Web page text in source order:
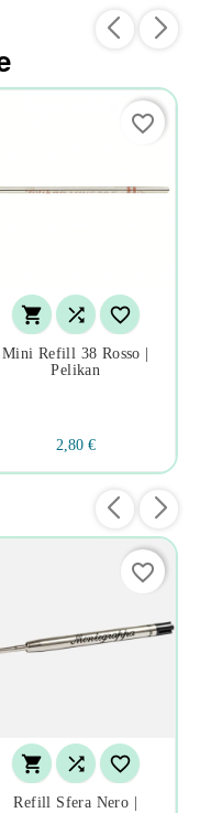
  
Mini Refill 38 Rosso |
Pelikan
2,80 €
favorite_border
  
Refill Sfera Nero |
favorite_border